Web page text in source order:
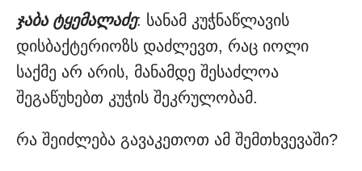
ჯაბა ტყემალაძე: სანამ კუჭნაწლავის
დისბაქტერიოზს დაძლევთ, რაც იოლი
საქმე არ არის, მანამდე შესაძლოა
შეგაწუხებთ კუჭის შეკრულობამ.
რა შეიძლება გავაკეთოთ ამ შემთხვევაში?